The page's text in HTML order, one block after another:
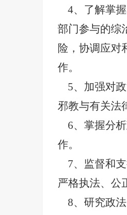
4、了解掌
部门参与的综
险，协调应对
作。
5、加强对
邪教与有关法
6、掌握分
作。
7、监督和
严格执法、公
8、研究政